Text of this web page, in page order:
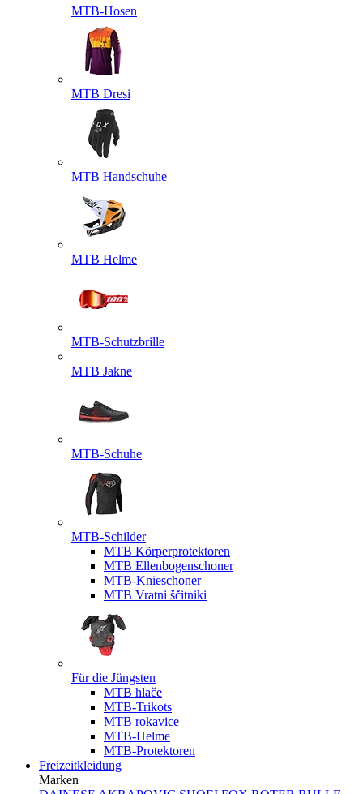
MTB-Hosen
MTB Dresi
MTB Handschuhe
MTB Helme
MTB-Schutzbrille
MTB Jakne
MTB-Schuhe
MTB-Schilder
MTB Körperprotektoren
MTB Ellenbogenschoner
MTB-Knieschoner
MTB Vratni ščitniki
Für die Jüngsten
MTB hlače
MTB-Trikots
MTB rokavice
MTB-Helme
MTB-Protektoren
Freizeitkleidung
Marken